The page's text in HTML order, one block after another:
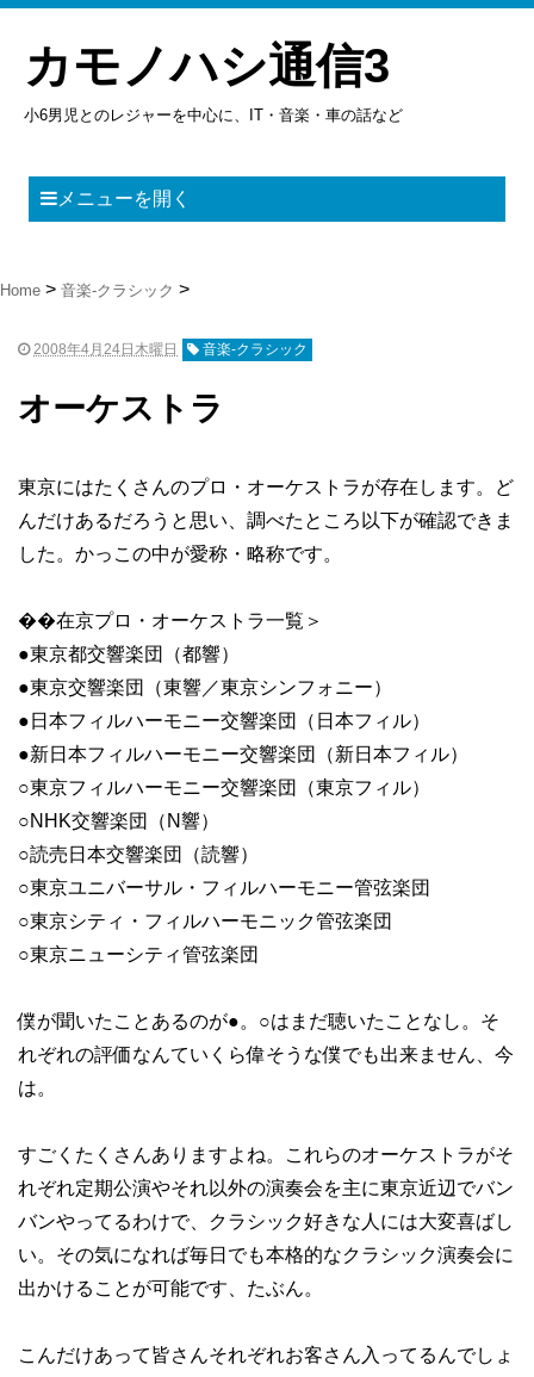
カモノハシ通信3
小6男児とのレジャーを中心に、IT・音楽・車の話など
メニューを開く
Home 音楽-クラシック
2008年4月24日木曜日 音楽-クラシック
オーケストラ
東京にはたくさんのプロ・オーケストラが存在します。ど
んだけあるだろうと思い、調べたところ以下が確認できま
した。かっこの中が愛称・略称です。
��在京プロ・オーケストラ一覧＞
●東京都交響楽団（都響）
●東京交響楽団（東響／東京シンフォニー）
●日本フィルハーモニー交響楽団（日本フィル）
●新日本フィルハーモニー交響楽団（新日本フィル）
○東京フィルハーモニー交響楽団（東京フィル）
○NHK交響楽団（N響）
○読売日本交響楽団（読響）
○東京ユニバーサル・フィルハーモニー管弦楽団
○東京シティ・フィルハーモニック管弦楽団
○東京ニューシティ管弦楽団
僕が聞いたことあるのが●。○はまだ聴いたことなし。そ
れぞれの評価なんていくら偉そうな僕でも出来ません、今
は。
すごくたくさんありますよね。これらのオーケストラがそ
れぞれ定期公演やそれ以外の演奏会を主に東京近辺でバン
バンやってるわけで、クラシック好きな人には大変喜ばし
い。その気になれば毎日でも本格的なクラシック演奏会に
出かけることが可能です、たぶん。
こんだけあって皆さんそれぞれお客さん入ってるんでしょ